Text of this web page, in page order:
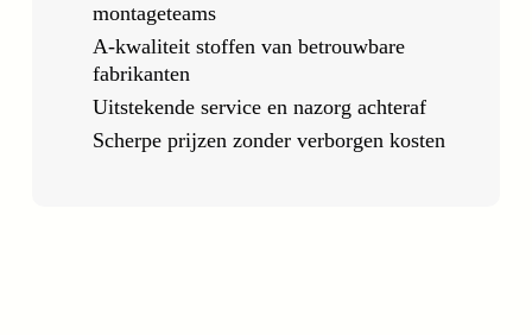
montageteams
A-kwaliteit stoffen van betrouwbare
fabrikanten
Uitstekende service en nazorg achteraf
Scherpe prijzen zonder verborgen kosten